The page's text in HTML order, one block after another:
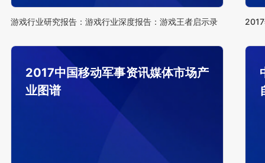
游戏行业研究报告：游戏行业深度报告：游戏王者启示录
2017中国移动军事资讯媒体市场产
业图谱